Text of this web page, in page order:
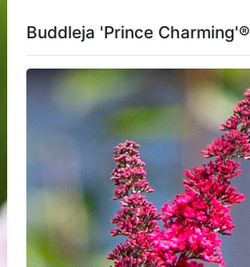
Buddleja 'Prince Charming'®